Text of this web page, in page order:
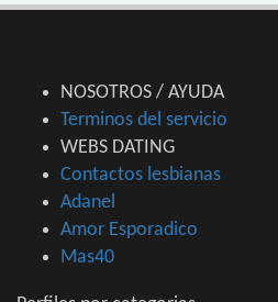
NOSOTROS / AYUDA
Terminos del servicio
WEBS DATING
Contactos lesbianas
Adanel
Amor Esporadico
Mas40